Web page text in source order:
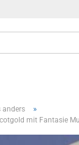
anders »
mit Fantasie